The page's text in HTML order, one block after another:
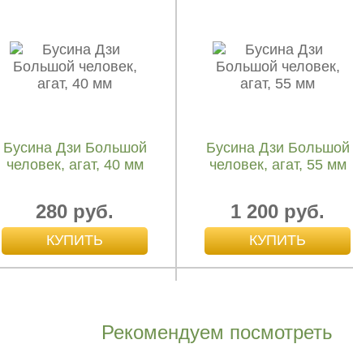
Бусина Дзи Большой
человек, агат, 40 мм
280 руб.
Бусина Дзи Большой
человек, агат, 55 мм
1 200 руб.
Рекомендуем посмотреть